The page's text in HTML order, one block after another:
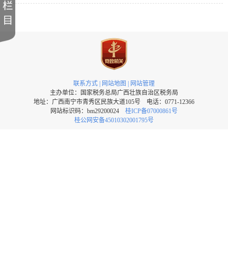
联系方式 | 网站地图 | 网站管理
主办单位：国家税务总局广西壮族自治区税务局
地址：广西南宁市青秀区民族大道105号 电话：0771-12366
网站标识码：bm29200024 桂ICP备07000861号
桂公网安备45010302001795号